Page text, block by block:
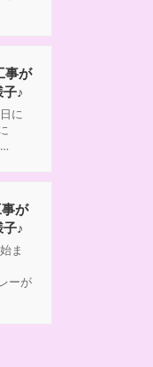
事が
♪
に
が
♪
ま
ーが